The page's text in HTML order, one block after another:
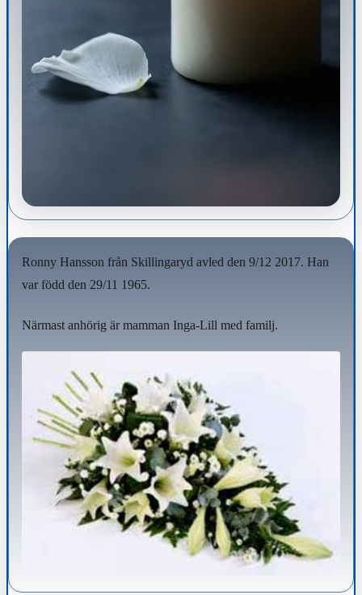
Ronny Hansson från Skillingaryd avled den 9/12 2017. Han
var född den 29/11 1965.
Närmast anhörig är mamman Inga-Lill med familj.